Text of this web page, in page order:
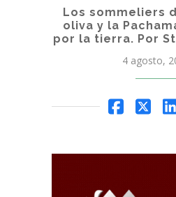
Los sommeliers
oliva y la
por la tierra. Por
4 agosto,